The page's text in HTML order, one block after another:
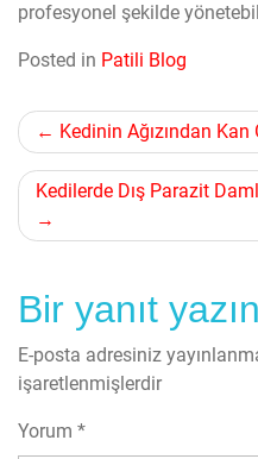
profesyonel şekilde
Posted in Patili Blog
Yazı
gezinmesi
Kedinin Ağızından Kan
Kedilerde Dış Parazit
Bir yanıt yazın
E-posta adresiniz
işaretlenmişlerdir
Yorum *